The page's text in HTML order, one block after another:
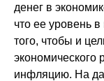
денег в
что ее уровень
того, чтобы и
экономического
инфляцию. На